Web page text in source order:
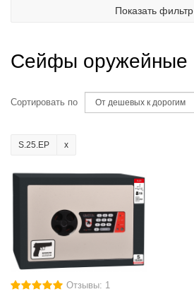
Показать фильтр
Сейфы оружейные
Сортировать по
S.25.EP
Отзывы: 1